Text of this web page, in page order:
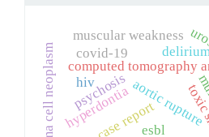
aortic rupture
computed tomography
plasma cell neoplasm case report
psychosis
hyperdontia esbl
covid-19
muscular weakness
hiv